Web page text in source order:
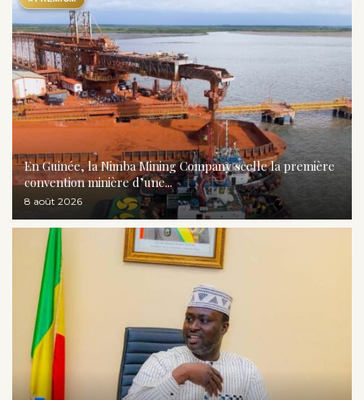
En Guinée, la Nimba Mining Company scelle la première
convention minière d’une...
8 août 2026